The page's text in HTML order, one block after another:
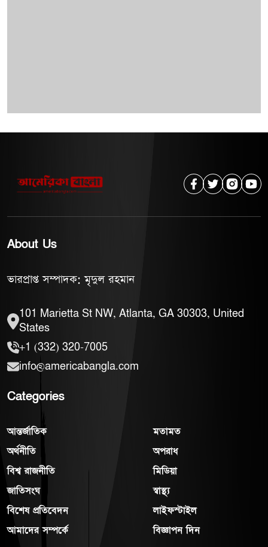
About Us
ভারপ্রাপ্ত সম্পাদক: মৃদুল রহমান
101 Marietta St NW, Atlanta, GA 30303, United
States
+1 (332) 320-7005
info@americabangla.com
Categories
আন্তর্জাতিক
অর্থনীতি
বিশ্ব রাজনীতি
জাতিসংঘ
বিশেষ প্রতিবেদন
আমাদের সম্পর্কে
মতামত
অপরাধ
মিডিয়া
স্বাস্থ্য
লাইফস্টাইল
বিজ্ঞাপন দিন